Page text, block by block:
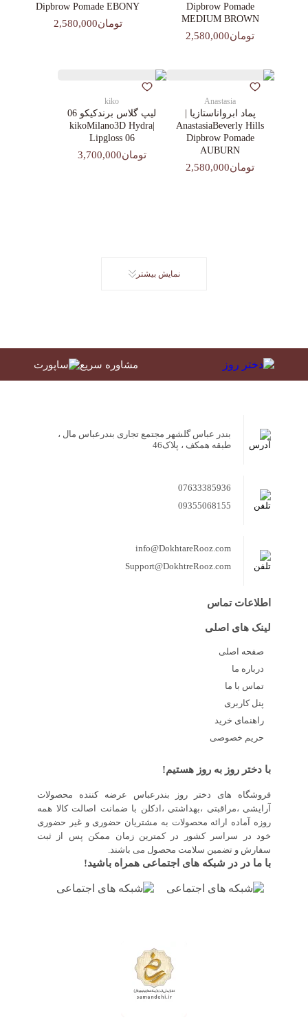
Dipbrow Pomade
MEDIUM BROWN
تومان2,580,000
Dipbrow Pomade EBONY
تومان2,580,000
Anastasia
پماد ابرواناستازیا |
AnastasiaBeverly Hills
Dipbrow Pomade
AUBURN
تومان2,580,000
kiko
لیپ گلاس‌ برندکیکو 06
|kikoMilano3D Hydra
Lipgloss 06
تومان3,700,000
نمایش بیشتر
مشاوره سریع
بندر عباس گلشهر مجتمع تجاری بندرعباس مال ،
طبقه همکف ، پلاک46
07633385936
09355068155
info@DokhtareRooz.com
Support@DokhtreRooz.com
اطلاعات تماس
لینک های اصلی
صفحه اصلی
درباره ما
تماس با ما
پنل کاربری
راهنمای خرید
حریم خصوصی
با دختر روز به روز هستیم!
فروشگاه های دختر روز بندرعباس عرضه کننده محصولات
آرایشی ،مراقبتی ،بهداشتی ،ادکلن با ضمانت اصالت کالا همه
روزه آماده ارائه محصولات به مشتریان حضوری و غیر حضوری
خود در سراسر کشور در کمترین زمان ممکن پس از ثبت
سفارش و تضمین سلامت محصول می باشند.
با ما در در شبکه های اجتماعی همراه باشید!